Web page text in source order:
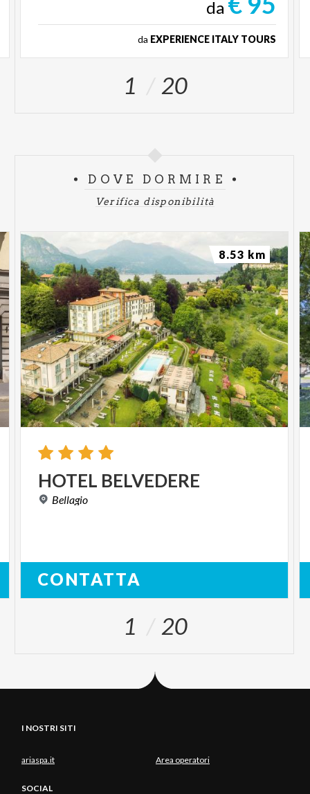
da
da EXPERIENCE ITALY TOURS
1 20
DOVE DORMIRE
Verifica disponibilità
HOTEL BELVEDERE
Bellagio
CONTATTA
8.53 km
1 20
I NOSTRI SITI
ariaspa.it Area operatori
SOCIAL